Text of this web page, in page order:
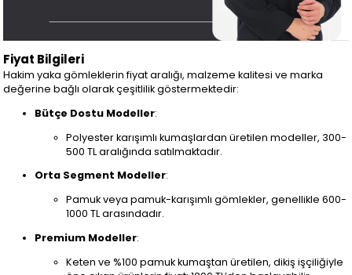
Fiyat Bilgileri
Hakim yaka gömleklerin fiyat aralığı, malzeme kalitesi ve marka
değerine bağlı olarak çeşitlilik göstermektedir:
Bütçe Dostu Modeller:
Polyester karışımlı kumaşlardan üretilen modeller, 300-
500 TL aralığında satılmaktadır.
Orta Segment Modeller:
Pamuk veya pamuk-karışımlı gömlekler, genellikle 600-
1000 TL arasındadır.
Premium Modeller:
Keten ve %100 pamuk kumaştan üretilen, dikiş işçiliğiyle